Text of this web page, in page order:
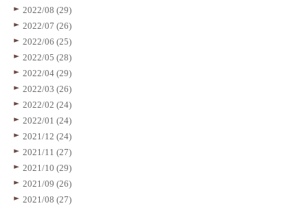
2022/08 (29)
2022/07 (26)
2022/06 (25)
2022/05 (28)
2022/04 (29)
2022/03 (26)
2022/02 (24)
2022/01 (24)
2021/12 (24)
2021/11 (27)
2021/10 (29)
2021/09 (26)
2021/08 (27)